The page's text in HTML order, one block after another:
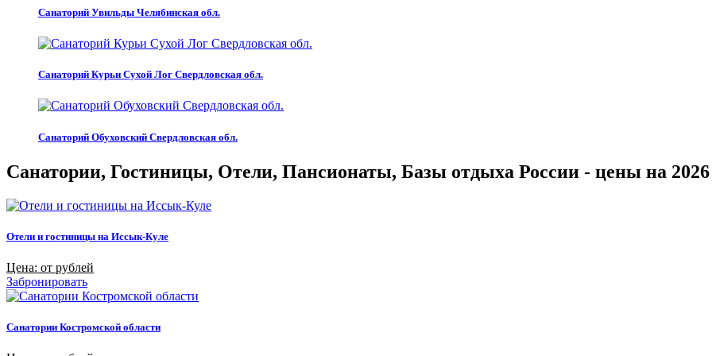
Санаторий Увильды Челябинская обл.
Санаторий Курьи Сухой Лог Свердловская обл.
Санаторий Обуховский Свердловская обл.
Санатории, Гостиницы, Отели, Пансионаты, Базы отдыха России - цены на 2026
Отели и гостиницы на Иссык-Куле
Цена: от рублей
Забронировать
Санатории Костромской области